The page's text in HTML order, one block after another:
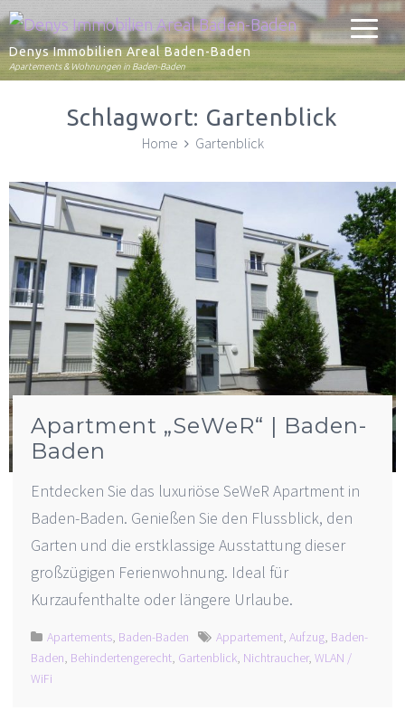
Denys Immobilien Areal Baden-Baden
Apartements & Wohnungen in Baden-Baden
Schlagwort: Gartenblick
Home Gartenblick
Apartment „SeWeR“ | Baden-
Baden
Entdecken Sie das luxuriöse SeWeR Apartment in
Baden-Baden. Genießen Sie den Flussblick, den
Garten und die erstklassige Ausstattung dieser
großzügigen Ferienwohnung. Ideal für
Kurzaufenthalte oder längere Urlaube.
Apartements, Baden-Baden Appartement,Aufzug, Baden-
Baden, Behindertengerecht, Gartenblick, Nichtraucher,WLAN /
WiFi